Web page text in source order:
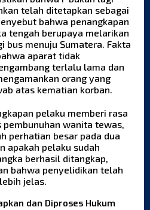
telah ditetapkan sebagai
bahwa penangkapan
tengah berupaya melarikan
bus menuju Sumatera. Fakta
aparat tidak
terlalu lama dan
orang yang
atas kematian korban.
pelaku memberi rasa
wanita tewas,
perhatian besar pada dua
apakah pelaku sudah
berhasil ditangkap,
bahwa penyelidikan telah
jelas.
dan Diproses Hukum